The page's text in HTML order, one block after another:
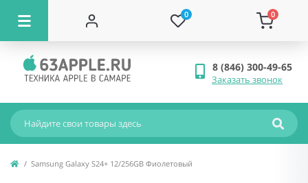
0 0
8 (846) 300-49-65
Заказать звонок
Samsung Galaxy S24+ 12/256GB Фиолетовый